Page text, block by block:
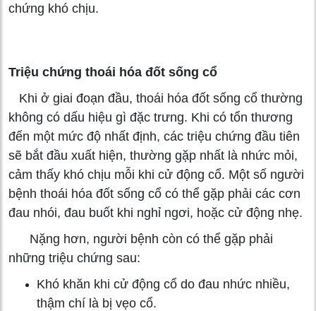
chứng khó chịu.
Triệu chứng thoái hóa đốt sống cổ
Khi ở giai đoạn đầu, thoái hóa đốt sống cổ thường
không có dấu hiệu gì đặc trưng. Khi có tổn thương
đến một mức độ nhất định, các triệu chứng đầu tiên
sẽ bắt đầu xuất hiện, thường gặp nhất là nhức mỏi,
cảm thấy khó chịu mỗi khi cử động cổ. Một số người
bệnh thoái hóa đốt sống cổ có thể gặp phải các cơn
đau nhói, đau buốt khi nghỉ ngơi, hoặc cử động nhẹ.
Nặng hơn, người bệnh còn có thể gặp phải
những triệu chứng sau:
Khó khăn khi cử động cổ do đau nhức nhiều,
thậm chí là bị vẹo cổ.